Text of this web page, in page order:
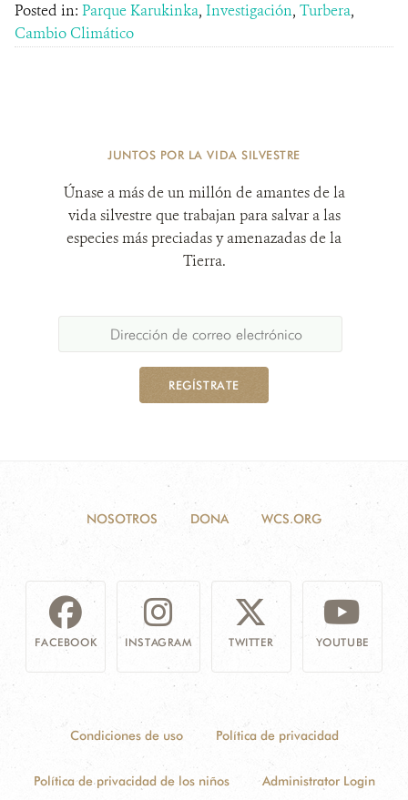
Posted in: Parque Karukinka, Investigación, Turbera,
Cambio Climático
JUNTOS POR LA VIDA SILVESTRE
Únase a más de un millón de amantes de la
vida silvestre que trabajan para salvar a las
especies más preciadas y amenazadas de la
Tierra.
REGÍSTRATE
NOSOTROS DONA WCS.ORG
FACEBOOK INSTAGRAM TWITTER YOUTUBE
Condiciones de uso Política de privacidad
Política de privacidad de los niños Administrator Login